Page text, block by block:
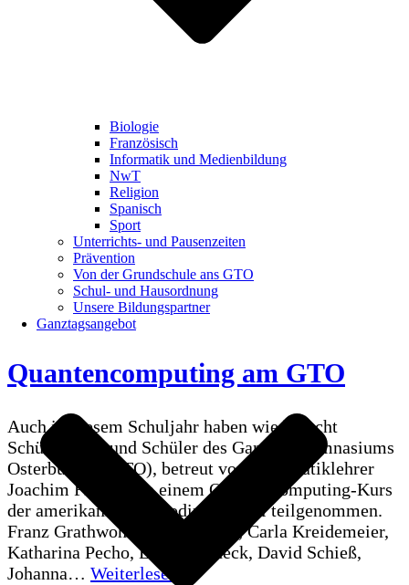
Biologie
Französisch
Informatik und Medienbildung
NwT
Religion
Spanisch
Sport
Unterrichts- und Pausenzeiten
Prävention
Von der Grundschule ans GTO
Schul- und Hausordnung
Unsere Bildungspartner
Ganztagsangebot
(08.
–
2024)
Quantencomputing am GTO
Auch in diesem Schuljahr haben wieder acht
Schülerinnen und Schüler des Ganztagsgymnasiums
Osterburken (GTO), betreut von Informatiklehrer
Joachim Fischer, an einem Quantencomputing-Kurs
der amerikanischen Coding School teilgenommen.
Franz Grathwohl, Helen Knapp, Carla Kreidemeier,
Katharina Pecho, Evelyn Scheck, David Schieß,
Johanna… Weiterlesen »
Quantencomputing